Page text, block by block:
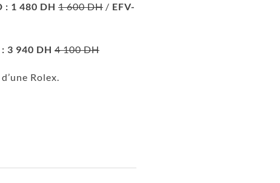
: 1 480 DH 1 600 DH / EFV-
3 940 DH 4 100 DH
Rolex.